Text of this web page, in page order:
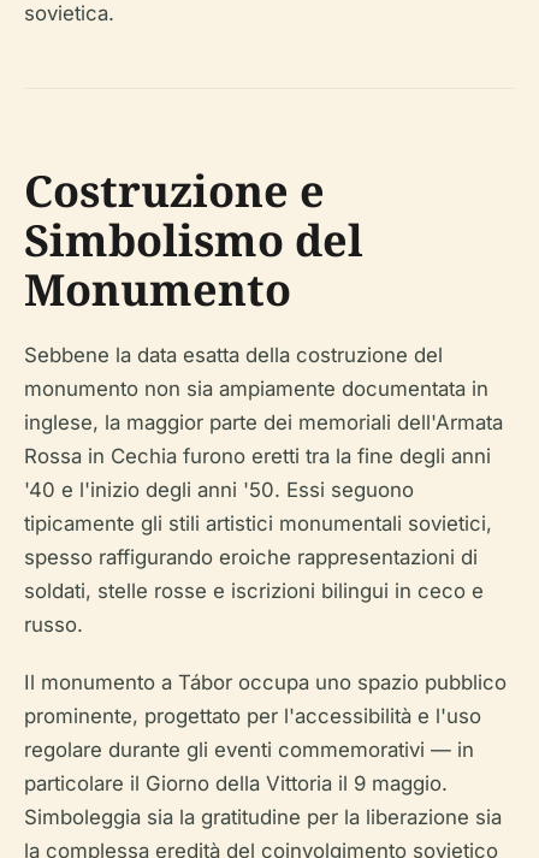
sovietica.
Costruzione e
Simbolismo del
Monumento
Sebbene la data esatta della costruzione del
monumento non sia ampiamente documentata in
inglese, la maggior parte dei memoriali dell'Armata
Rossa in Cechia furono eretti tra la fine degli anni
'40 e l'inizio degli anni '50. Essi seguono
tipicamente gli stili artistici monumentali sovietici,
spesso raffigurando eroiche rappresentazioni di
soldati, stelle rosse e iscrizioni bilingui in ceco e
russo.
Il monumento a Tábor occupa uno spazio pubblico
prominente, progettato per l'accessibilità e l'uso
regolare durante gli eventi commemorativi — in
particolare il Giorno della Vittoria il 9 maggio.
Simboleggia sia la gratitudine per la liberazione sia
la complessa eredità del coinvolgimento sovietico